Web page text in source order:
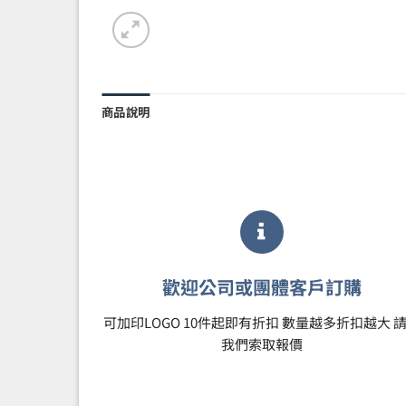
商品說明
歡迎公司或團體客戶訂購
可加印LOGO 10件起即有折扣 數量越多折扣越大
我們索取報價